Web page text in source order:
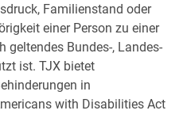
Familienstand oder
einer Person zu einer
geltendes Bundes-, Landes-
ist. TJX bietet
in
with Disabilities Act